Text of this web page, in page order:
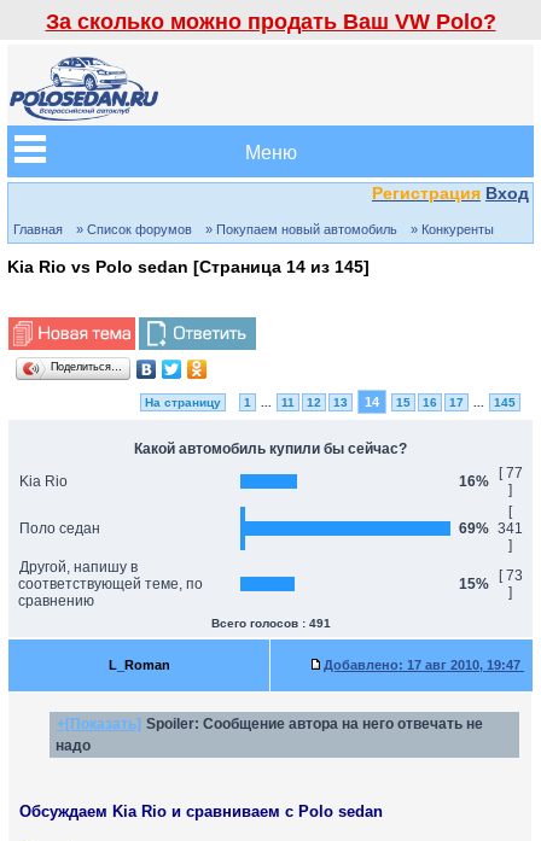
За сколько можно продать Ваш VW Polo?
Меню
Регистрация Вход
Главная » Список форумов » Покупаем новый автомобиль » Конкуренты
Kia Rio vs Polo sedan [Страница 14 из 145]
Поделиться…
На страницу 1 11 12 13 14 15 16 17 145
Какой автомобиль купили бы сейчас?
Kia Rio
16%
[ 77
]
Поло седан 69%
[
341
]
Другой, напишу в
соответствующей теме, по
сравнению
15%
[ 73
]
Всего голосов : 491
L_Roman Добавлено: 17 авг 2010, 19:47
+[Показать] Spoiler: Сообщение автора на него отвечать не
надо
Обсуждаем Kia Rio и сравниваем с Polo sedan